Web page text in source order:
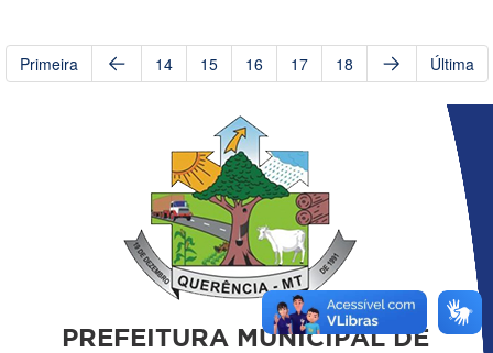
Primeira 14 15 16 17 18 Última
PREFEITURA MUNICIPAL DE